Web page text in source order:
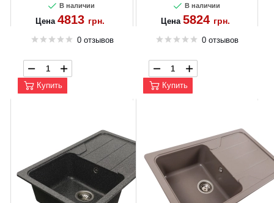
В наличии
Цена 4813 грн.
0 отзывов
Купить
В наличии
Цена 5824 грн.
0 отзывов
Купить